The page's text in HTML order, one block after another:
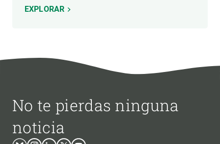
EXPLORAR
No te pierdas ninguna
noticia
BlueskyInstagram
LinkedinTwitterYoutube